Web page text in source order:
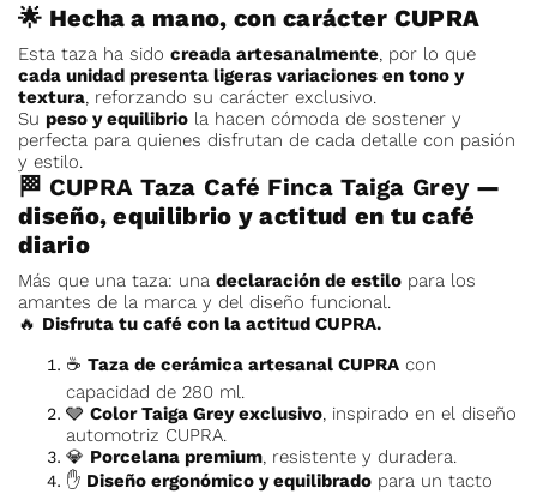
🌟 Hecha a mano, con carácter CUPRA
Esta taza ha sido creada artesanalmente, por lo que
cada unidad presenta ligeras variaciones en tono y
textura, reforzando su carácter exclusivo.
Su peso y equilibrio la hacen cómoda de sostener y
perfecta para quienes disfrutan de cada detalle con pasión
y estilo.
🏁 CUPRA Taza Café Finca Taiga Grey—
diseño, equilibrio y actitud en tu café
diario
Más que una taza: una declaración de estilo para los
amantes de la marca y del diseño funcional.
🔥 Disfruta tu café con la actitud CUPRA.
☕ Taza de cerámica artesanal CUPRA con
capacidad de 280 ml.
🩶 Color Taiga Grey exclusivo, inspirado en el diseño
automotriz CUPRA.
💎 Porcelana premium, resistente y duradera.
✋ Diseño ergonómico y equilibrado para un tacto